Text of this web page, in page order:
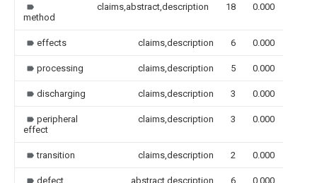
method
claims,abstract,description 18 0.000
effects claims,description 6 0.000
processing claims,description 5 0.000
discharging claims,description 3 0.000
peripheral
effect
claims,description 3 0.000
transition claims,description 2 0.000
defect abstract,description 6 0.000